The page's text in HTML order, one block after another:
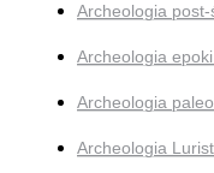
Archeologia
Archeologia
Archeologia
Archeologia